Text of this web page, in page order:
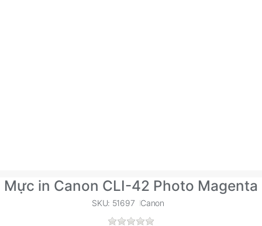
Mực in Canon CLI-42 Photo Magenta
SKU: 51697 Canon